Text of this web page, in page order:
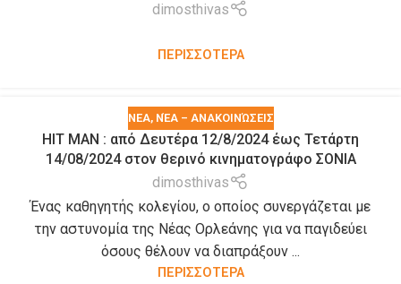
dimosthivas
ΠΕΡΙΣΣΟΤΕΡΑ
ΝΕΑ, ΝΈΑ – ΑΝΑΚΟΙΝΏΣΕΙΣ
HIT MAN : από Δευτέρα 12/8/2024 έως Τετάρτη
14/08/2024 στον θερινό κινηματογράφο ΣΟΝΙΑ
dimosthivas
Ένας καθηγητής κολεγίου, ο οποίος συνεργάζεται με
την αστυνομία της Νέας Ορλεάνης για να παγιδεύει
όσους θέλουν να διαπράξουν ...
ΠΕΡΙΣΣΟΤΕΡΑ